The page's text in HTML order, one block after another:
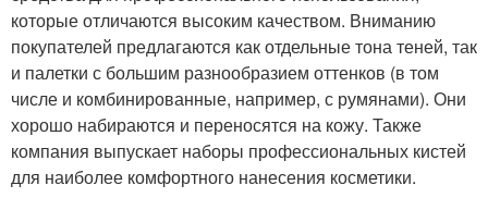
которые отличаются высоким качеством. Вниманию
покупателей предлагаются как отдельные тона теней, так
и палетки с большим разнообразием оттенков (в том
числе и комбинированные, например, с румянами). Они
хорошо набираются и переносятся на кожу. Также
компания выпускает наборы профессиональных кистей
для наиболее комфортного нанесения косметики.